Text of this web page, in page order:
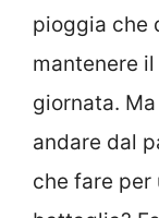
pioggia che
mantenere
giornata.
andare dal
che fare